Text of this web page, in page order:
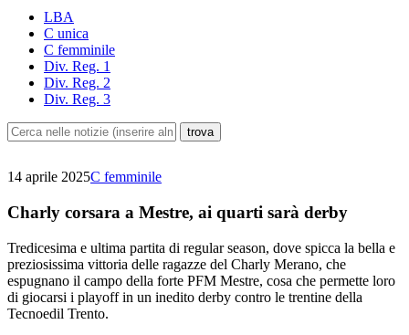
LBA
C unica
C femminile
Div. Reg. 1
Div. Reg. 2
Div. Reg. 3
14 aprile 2025C femminile
Charly corsara a Mestre, ai quarti sarà derby
Tredicesima e ultima partita di regular season, dove spicca la bella e
preziosissima vittoria delle ragazze del Charly Merano, che
espugnano il campo della forte PFM Mestre, cosa che permette loro
di giocarsi i playoff in un inedito derby contro le trentine della
Tecnoedil Trento.